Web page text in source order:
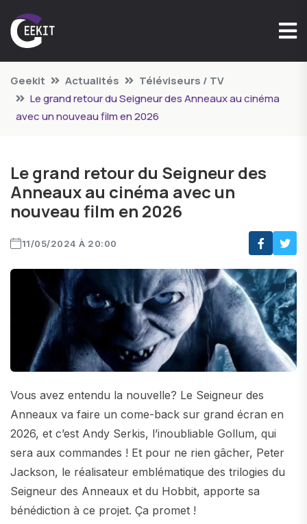
Geekit Actualités
Téléviseurs / TV
Le grand retour du Seigneur des Anneaux au cinéma
avec un nouveau film en 2026
Le grand retour du Seigneur des
Anneaux au cinéma avec un
nouveau film en 2026
11/05/2024 À 20:00
Vous avez entendu la nouvelle? Le Seigneur des
Anneaux va faire un come-back sur grand écran en
2026, et c’est Andy Serkis, l’inoubliable Gollum, qui
sera aux commandes ! Et pour ne rien gâcher, Peter
Jackson, le réalisateur emblématique des trilogies du
Seigneur des Anneaux et du Hobbit, apporte sa
bénédiction à ce projet. Ça promet !